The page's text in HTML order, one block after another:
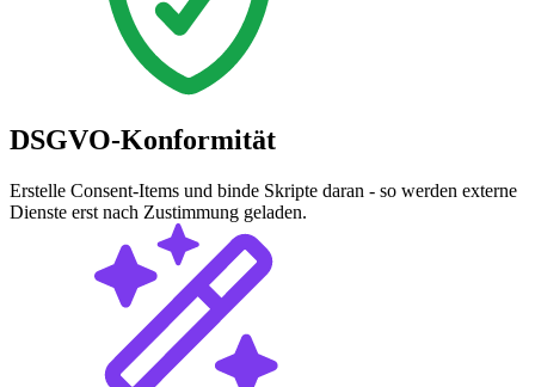
DSGVO-Konformität
Erstelle Consent-Items und binde Skripte daran - so werden externe
Dienste erst nach Zustimmung geladen.